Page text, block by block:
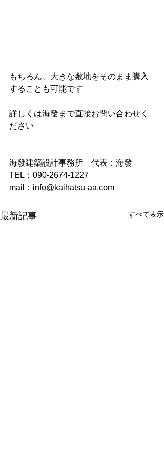
もちろん、大きな敷地をそのまま購入
することも可能です
詳しくは海發まで直接お問い合わせく
ださい
海發建築設計事務所　代表：海發
TEL：090-2674-1227
mail：info@kaihatsu-aa.com
最新記事 すべて表示